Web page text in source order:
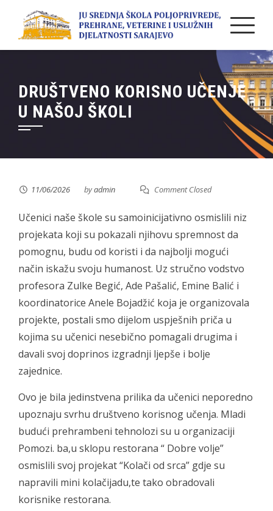
content
DRUŠTVENO KORISNO UČENJE
U NAŠOJ ŠKOLI
11/06/2026 byadmin Comment Closed
Učenici naše škole su samoinicijativno osmislili niz
projekata koji su pokazali njihovu spremnost da
pomognu, budu od koristi i da najbolji mogući
način iskažu svoju humanost. Uz stručno vodstvo
profesora Zulke Begić, Ade Pašalić, Emine Balić i
koordinatorice Anele Bojadžić koja je organizovala
projekte, postali smo dijelom uspješnih priča u
kojima su učenici nesebično pomagali drugima i
davali svoj doprinos izgradnji ljepše i bolje
zajednice.
Ovo je bila jedinstvena prilika da učenici neporedno
upoznaju svrhu društveno korisnog učenja. Mladi
budući prehrambeni tehnolozi su u organizaciji
Pomozi. ba,u sklopu restorana “ Dobre volje”
osmislili svoj projekat “Kolači od srca” gdje su
napravili mini kolačijadu,te tako obradovali
korisnike restorana.